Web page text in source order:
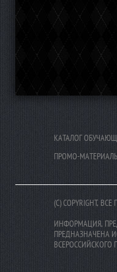
КАТАЛОГ
ПРОМО-
(C) COPYRIGHT,
ИНФОРМАЦИЯ,
ПРЕДНАЗНАЧЕНА
ВСЕРОССИЙСКОГО